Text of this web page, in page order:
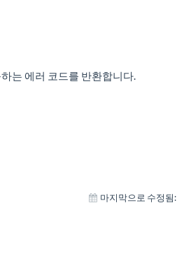
는 에러 코드를 반환합니다.
마지막으로 수정됨: